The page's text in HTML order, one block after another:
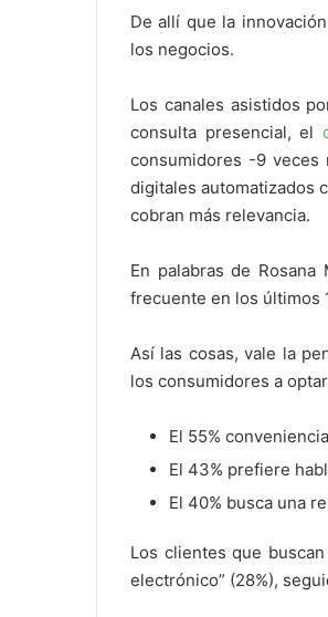
De allí que la
los negocios.
Los canales asistidos
consulta presencial, el
consumidores -9 veces
digitales automatizados
cobran más relevancia.
En palabras de Rosana
frecuente en los últimos
Así las cosas, vale la
los consumidores a
El 55%
El 43% prefiere
El 40% busca una
Los clientes que
electrónico” (28%),